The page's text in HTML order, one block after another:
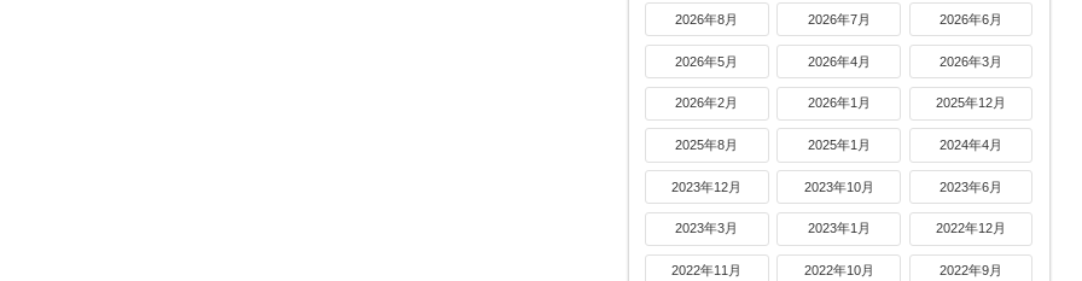
2026年8月 2026年7月 2026年6月
2026年5月 2026年4月 2026年3月
2026年2月 2026年1月 2025年12月
2025年8月 2025年1月 2024年4月
2023年12月 2023年10月 2023年6月
2023年3月 2023年1月 2022年12月
2022年11月 2022年10月 2022年9月